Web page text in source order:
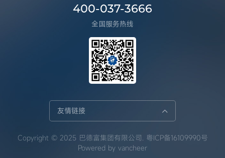
400-037-3666
全国服务热线
友情链接
Copyright © 2025 巴德富集团有限公司. 粤ICP备16109990号
Powered by vancheer